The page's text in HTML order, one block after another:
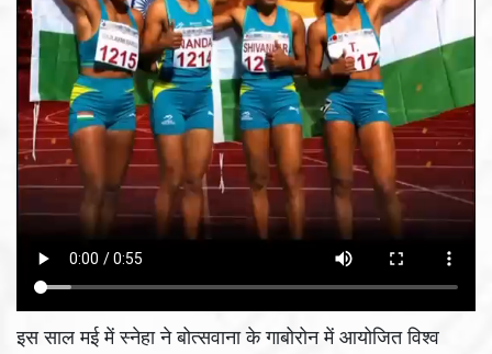
इस साल मई में स्नेहा ने बोत्सवाना के गाबोरोन में आयोजित विश्व